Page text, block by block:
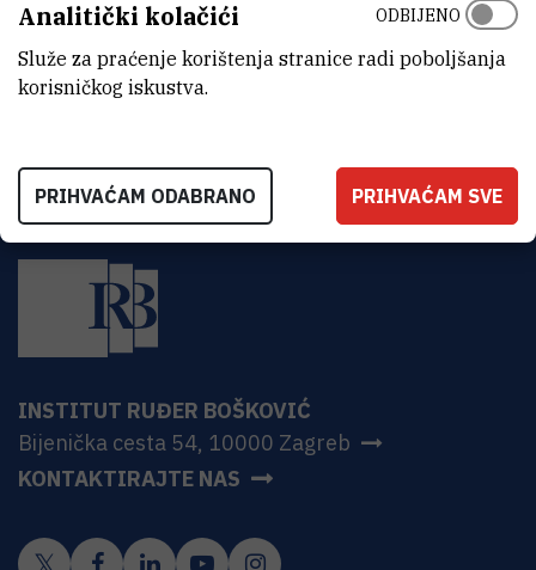
VIŠE INFORMACIJA
INSTITUT RUĐER BOŠKOVIĆ
Bijenička cesta 54, 10000 Zagreb
KONTAKTIRAJTE NAS
Analitički kolačići
Služe za praćenje korištenja stranice radi poboljšanja
korisničkog iskustva.
ODBIJENO
PRIHVAĆAM ODABRANO PRIHVAĆAM SVE